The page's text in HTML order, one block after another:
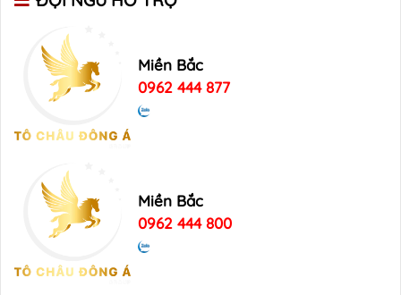
Miền Bắc
0962 444 877
Miền Bắc
0962 444 800